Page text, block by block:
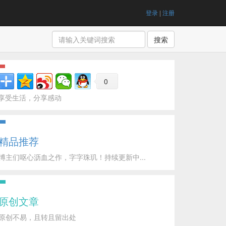
登录 | 注册
搜索
0
受生活，分享感动
品推荐
主们呕心沥血之作，字字珠玑！持续更新中...
创文章
创不易，且转且留出处